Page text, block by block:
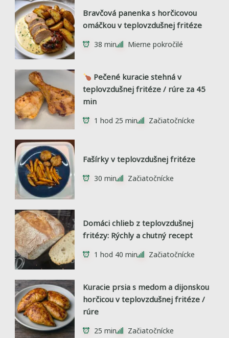
Bravčová panenka s horčicovou
omáčkou v teplovzdušnej fritéze
38 min Mierne pokročilé
Pečené kuracie stehná v
teplovzdušnej fritéze / rúre za 45
min
1 hod 25 min Začiatočnícke
Fašírky v teplovzdušnej fritéze
30 min Začiatočnícke
Domáci chlieb z teplovzdušnej
fritézy: Rýchly a chutný recept
1 hod 40 min Začiatočnícke
Kuracie prsia s medom a dijonskou
horčicou v teplovzdušnej fritéze /
rúre
25 min Začiatočnícke